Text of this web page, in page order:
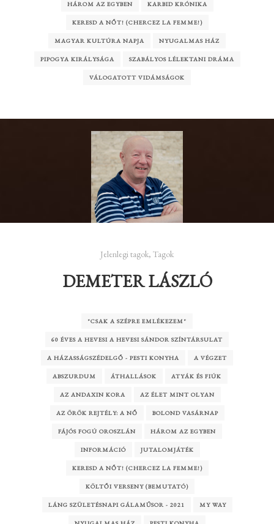
HÁROM AZ EGYBEN KARBID KRÓNIKA
KERESD A NŐT! (CHERCEZ LA FEMME!)
MAGYAR KULTÚRA NAPJA NYUGALMAS HÁZ
PIPOGYA KIRÁLYSÁGA SZABÁLYOS LÉLEKTANI DRÁMA
VÁLOGATOTT VIDÁMSÁGOK
Jelenlegi tagok, Tagok
DEMETER LÁSZLÓ
"CSAK A SZÉPRE EMLÉKEZEM"
60 ÉVES A HEVESI A HEVESI SÁNDOR SZÍNTÁRSULAT
A HÁZASSÁGSZÉDELGŐ - PESTI KONYHA A VÉGZET
ABSZURDUM ÁTHALLÁSOK ATYÁK ÉS FIÚK
AZ ANDAXIN KORA AZ ÉLET MINT OLYAN
AZ ÖRÖK REJTÉLY: A NŐ BOLOND VASÁRNAP
FÁJÓS FOGÚ OROSZLÁN HÁROM AZ EGYBEN
INFORMÁCIÓ JUTALOMJÁTÉK
KERESD A NŐT! (CHERCEZ LA FEMME!)
KÖLTŐI VERSENY (BEMUTATÓ)
LÁNG SZÜLETÉSNAPI GÁLAMŰSOR - 2021 MY WAY